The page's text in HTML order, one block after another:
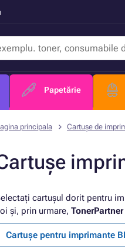
Papetărie
principala Cartușe de
cartușul dorit pentru
și, prin urmare, TonerPartner
Cartușe pentru imprimante